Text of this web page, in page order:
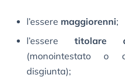
l’essere maggiorenni;
l’essere titolare
(monointestato o
disgiunta);